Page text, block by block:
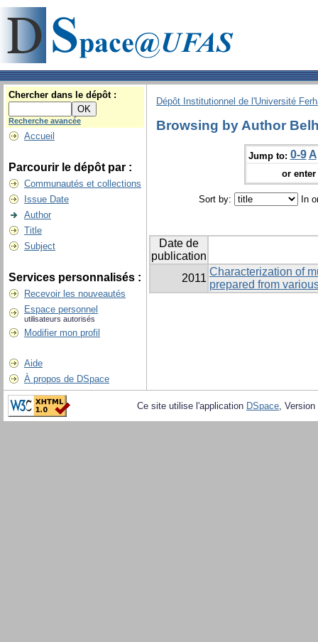
Chercher dans le dépôt :
Recherche avancée
Accueil
Parcourir le dépôt par :
Communautés et collections
Issue Date
Author
Title
Subject
Services personnalisés :
Recevoir les nouveautés
Espace personnel
utilisateurs autorisés
Modifier mon profil
Aide
À propos de DSpace
Dépôt Institutionnel de l'Université
Browsing by Author
Jump to: 0-9 A
or
Sort by: In
Date de
publication
2011
Characterization of
prepared from
Ce site utilise l'application DSpace,